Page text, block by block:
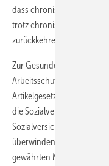
dass chronische
trotz chronischer
zurückkehren können.
Zur Gesunderhaltung der
Arbeitsschutzsystem im
Artikelgesetz, geschaffen.
die
überwinden und
gewährten Maßnahme der